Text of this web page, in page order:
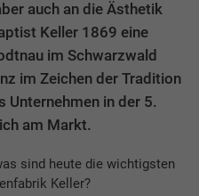
auch an die Ästhetik
Keller 1869 eine
im Schwarzwald
im Zeichen der Tradition
Unternehmen in der 5.
am Markt.
sind heute die wichtigsten
Keller?